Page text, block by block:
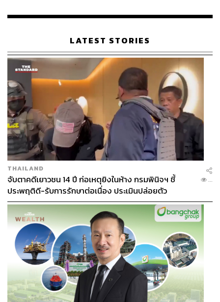
เรือนไทยที่ถูกซุกไว้
LATEST STORIES
THAILAND
จับตาคดีเยาวชน 14 ปี ก่อเหตุยิงในห้าง กรมพินิจฯ ชี้
ประพฤติดี-รับการรักษาต่อเนื่อง ประเมินปล่อยตัว
...